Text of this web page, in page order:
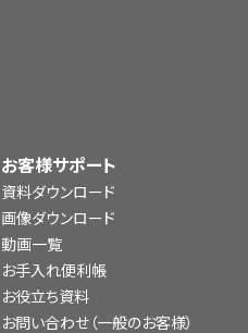
お客様サポート
資料ダウンロード
画像ダウンロード
動画一覧
お手入れ便利帳
お役立ち資料
お問い合わせ（一般のお客様）